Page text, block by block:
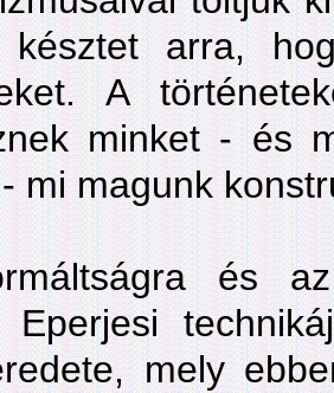
késztet arra,
A
minket - és
mi magunk
és
Eperjesi
mely